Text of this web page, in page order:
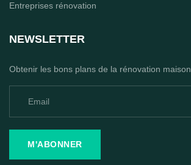
Entreprises rénovation
NEWSLETTER
Obtenir les bons plans de la rénovation maison.
M'ABONNER